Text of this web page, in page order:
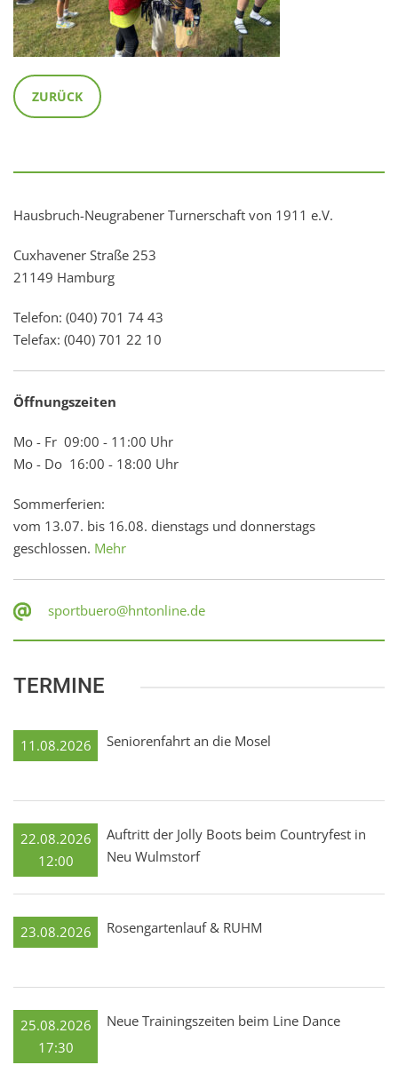
ZURÜCK
Hausbruch-Neugrabener Turnerschaft von 1911 e.V.
Cuxhavener Straße 253
21149 Hamburg
Telefon: (040) 701 74 43
Telefax: (040) 701 22 10
Öffnungszeiten
Mo - Fr 09:00 - 11:00 Uhr
Mo - Do 16:00 - 18:00 Uhr
Sommerferien:
vom 13.07. bis 16.08. dienstags und donnerstags
geschlossen. Mehr
sportbuero@hntonline.de
TERMINE
11.08.2026 Seniorenfahrt an die Mosel
22.08.2026
12:00
Auftritt der Jolly Boots beim Countryfest in
Neu Wulmstorf
23.08.2026 Rosengartenlauf & RUHM
25.08.2026
17:30
Neue Trainingszeiten beim Line Dance